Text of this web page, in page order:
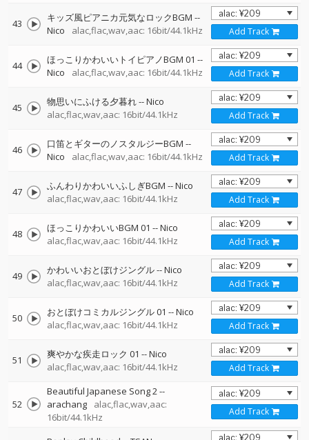
43 キッズ風ピアニカ元気なロックBGM --
Nico
alac,flac,wav,aac: 16bit/44.1kHz Add Track
44 ほっこりかわいいトイピアノBGM 01 --
Nico
alac,flac,wav,aac: 16bit/44.1kHz Add Track
45 物思いにふける夕暮れ--Nico
alac,flac,wav,aac: 16bit/44.1kHz
Add Track
46 口笛とギターのノスタルジーBGM --
Nico
alac,flac,wav,aac: 16bit/44.1kHz Add Track
47 ふんわりかわいいふしぎBGM --Nico
alac,flac,wav,aac: 16bit/44.1kHz
Add Track
48 ほっこりかわいいBGM 01 --Nico
alac,flac,wav,aac: 16bit/44.1kHz
Add Track
49 かわいいおとぼけジングル--Nico
alac,flac,wav,aac: 16bit/44.1kHz
Add Track
50 おとぼけコミカルジングル 01 --Nico
alac,flac,wav,aac: 16bit/44.1kHz
Add Track
51 爽やかな疾走ロック 01 --Nico
alac,flac,wav,aac: 16bit/44.1kHz
Add Track
52
Beautiful Japanese Song 2--
arachang
alac,flac,wav,aac:
16bit/44.1kHz
Add Track